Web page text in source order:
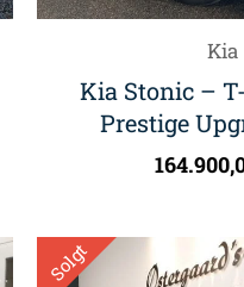
Kia
Kia Stonic –
Prestige
Solgt